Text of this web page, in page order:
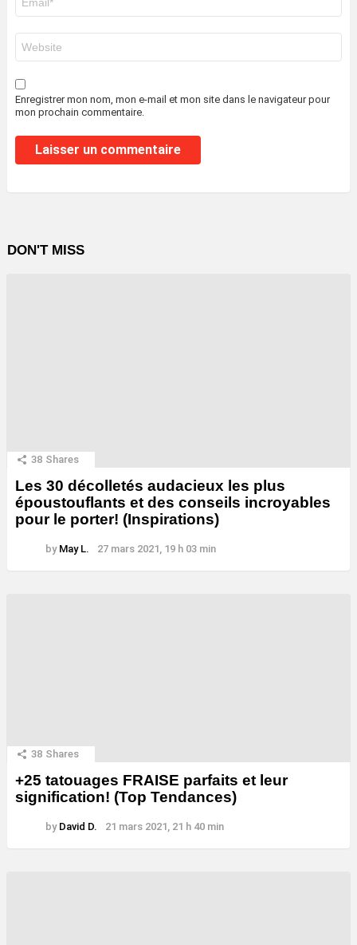
mail
*
web
Enregistrer mon nom, mon e-mail et mon site dans le navigateur pour
mon prochain commentaire.
DON'T MISS
38 Shares
Les 30 décolletés audacieux les plus
époustouflants et des conseils incroyables
pour le porter! (Inspirations)
by May L. 27 mars 2021, 19 h 03 min
38 Shares
+25 tatouages ​​FRAISE parfaits et leur
signification! (Top Tendances)
by David D. 21 mars 2021, 21 h 40 min